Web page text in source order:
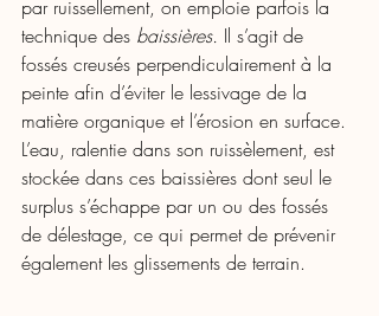
par ruissellement, on emploie parfois la
technique des baissières. Il s’agit de
fossés creusés perpendiculairement à la
peinte afin d’éviter le lessivage de la
matière organique et l’érosion en surface.
L’eau, ralentie dans son ruissèlement, est
stockée dans ces baissières dont seul le
surplus s’échappe par un ou des fossés
de délestage, ce qui permet de prévenir
également les glissements de terrain.